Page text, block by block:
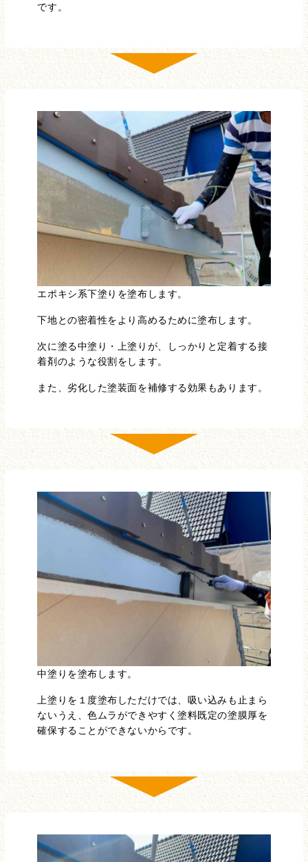
です。
エポキシ系下塗りを塗布します。
下地との密着性をより高めるために塗布します。
次に塗る中塗り・上塗りが、しっかりと定着する接
着剤のような役割をします。
また、劣化した塗装面を補修する効果もあります。
中塗りを塗布します。
上塗りを１度塗布しただけでは、吸い込みも止まら
ないうえ、色ムラができやすく塗料既定の塗膜厚を
確保することができないからです。